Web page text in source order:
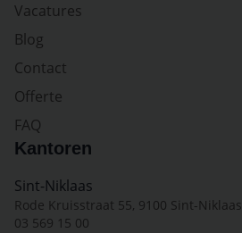
Vacatures
Blog
Contact
Offerte
FAQ
Kantoren
Sint-Niklaas
Rode Kruisstraat 55, 9100 Sint-Niklaas
03 569 15 00